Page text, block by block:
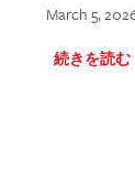
March 5,
続きを読む